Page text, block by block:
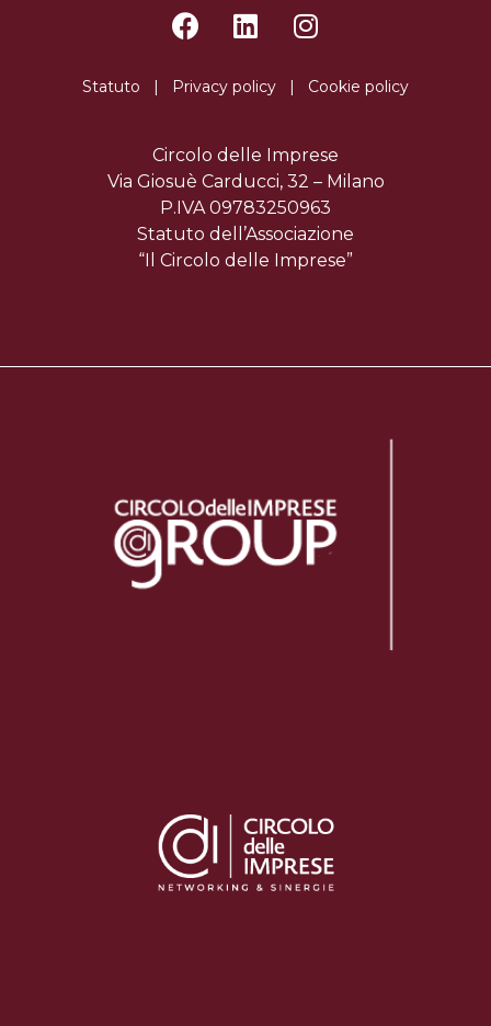
Statuto | Privacy policy | Cookie policy
Circolo delle Imprese
Via Giosuè Carducci, 32 – Milano
P.IVA 09783250963
Statuto dell’Associazione
“Il Circolo delle Imprese”